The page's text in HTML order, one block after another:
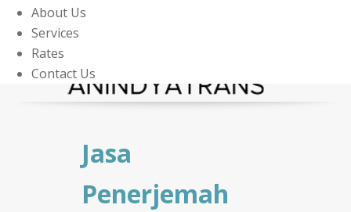
About Us
Services
Rates
Contact Us
Jasa
Penerjemah